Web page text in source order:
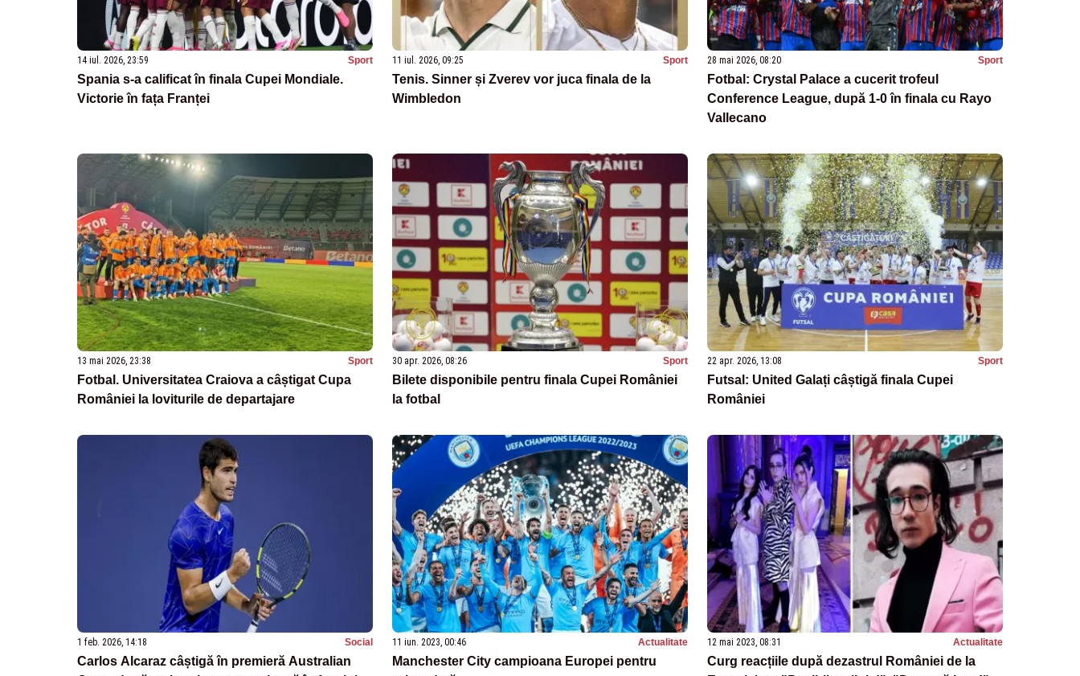
14 iul. 2026, 23:59 Sport
Spania s-a calificat în finala Cupei Mondiale.
Victorie în fața Franței
11 iul. 2026, 09:25 Sport
Tenis. Sinner și Zverev vor juca finala de la
Wimbledon
28 mai 2026, 08:20 Sport
Fotbal: Crystal Palace a cucerit trofeul
Conference League, după 1-0 în finala cu Rayo
Vallecano
13 mai 2026, 23:38 Sport
Fotbal. Universitatea Craiova a câștigat Cupa
României la loviturile de departajare
30 apr. 2026, 08:26 Sport
Bilete disponibile pentru finala Cupei României
la fotbal
22 apr. 2026, 13:08 Sport
Futsal: United Galați câștigă finala Cupei
României
1 feb. 2026, 14:18 Social
Carlos Alcaraz câștigă în premieră Australian
11 iun. 2023, 00:46 Actualitate
Manchester City campioana Europei pentru
12 mai 2023, 08:31 Actualitate
Curg reacțiile după dezastrul României de la